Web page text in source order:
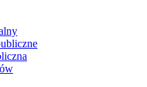
i logowanie do serwisu